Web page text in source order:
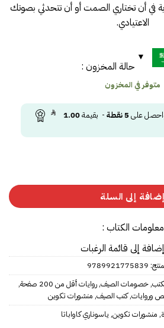
في أن تختاري الصمت أو أن تتحدثي بصوتك
الاعتيادي.
حالة المخزون :
متوفر في المخزون
واحصل على 5نقطة- بقيمة1.00
إضافة إلى السلة
معلومات الكتاب :
إضافة إلى قائمة الرغبات
‎9789921775839‎‎
,خصومات الصيف,روايات أقل من 200 صفحة
,
وروايات,كتب الصيف, منشورات تكوين
, منشورات تكوين, ياسوناري كاواباتا